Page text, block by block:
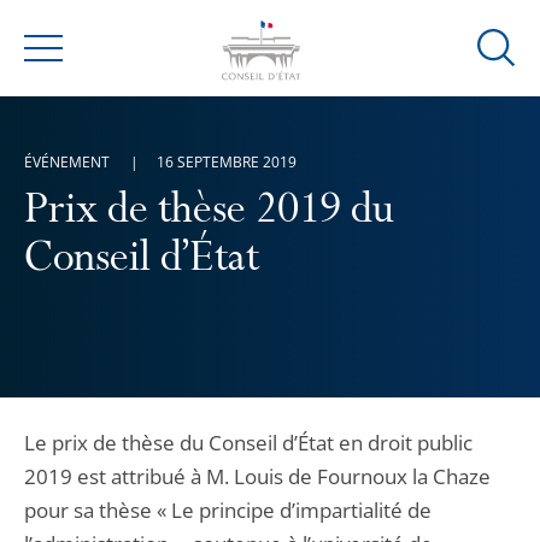
Menu
Ouvrir
Prix de thèse 2019 du
Conseil d’État
ÉVÉNEMENT 16 SEPTEMBRE 2019
Le prix de thèse du Conseil d’État en droit public
2019 est attribué à M. Louis de Fournoux la Chaze
pour sa thèse « Le principe d’impartialité de